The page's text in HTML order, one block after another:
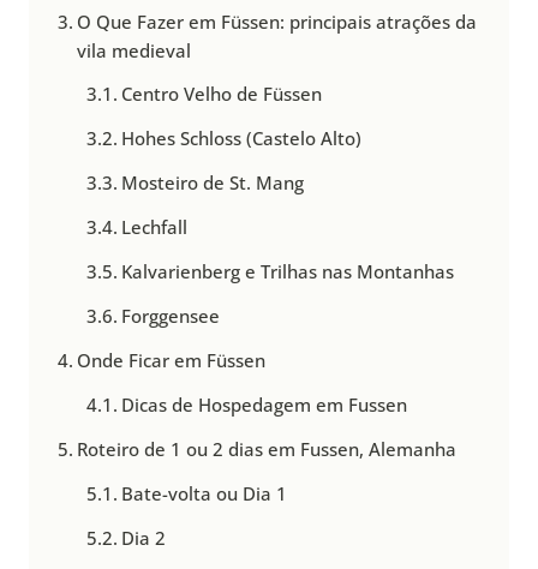
O Que Fazer em Füssen: principais atrações da
vila medieval
Centro Velho de Füssen
Hohes Schloss (Castelo Alto)
Mosteiro de St. Mang
Lechfall
Kalvarienberg e Trilhas nas Montanhas
Forggensee
Onde Ficar em Füssen
Dicas de Hospedagem em Fussen
Roteiro de 1 ou 2 dias em Fussen, Alemanha
Bate-volta ou Dia 1
Dia 2